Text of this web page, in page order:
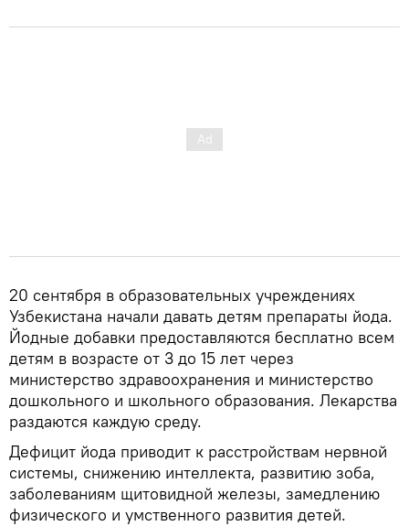
20 сентября в образовательных учреждениях
Узбекистана начали давать детям препараты йода.
Йодные добавки предоставляются бесплатно всем
детям в возрасте от 3 до 15 лет через
министерство здравоохранения и министерство
дошкольного и школьного образования. Лекарства
раздаются каждую среду.
Дефицит йода приводит к расстройствам нервной
системы, снижению интеллекта, развитию зоба,
заболеваниям щитовидной железы, замедлению
физического и умственного развития детей.